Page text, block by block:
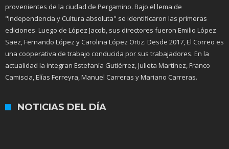
provenientes de la ciudad de Pergamino. Bajo el lema de
"Independencia y Cultura absoluta" se identificaron las primeras
ediciones. Luego de López Jacob, sus directores fueron Emilio López
Saez, Fernando López y Carolina López Ortiz. Desde 2017, El Correo es
una cooperativa de trabajo conducida por sus trabajadores. En la
actualidad la integran Estefanía Gutiérrez, Julieta Martínez, Franco
Camiscia, Elías Ferreyra, Manuel Carreras y Mariano Carreras.
NOTICIAS DEL DÍA